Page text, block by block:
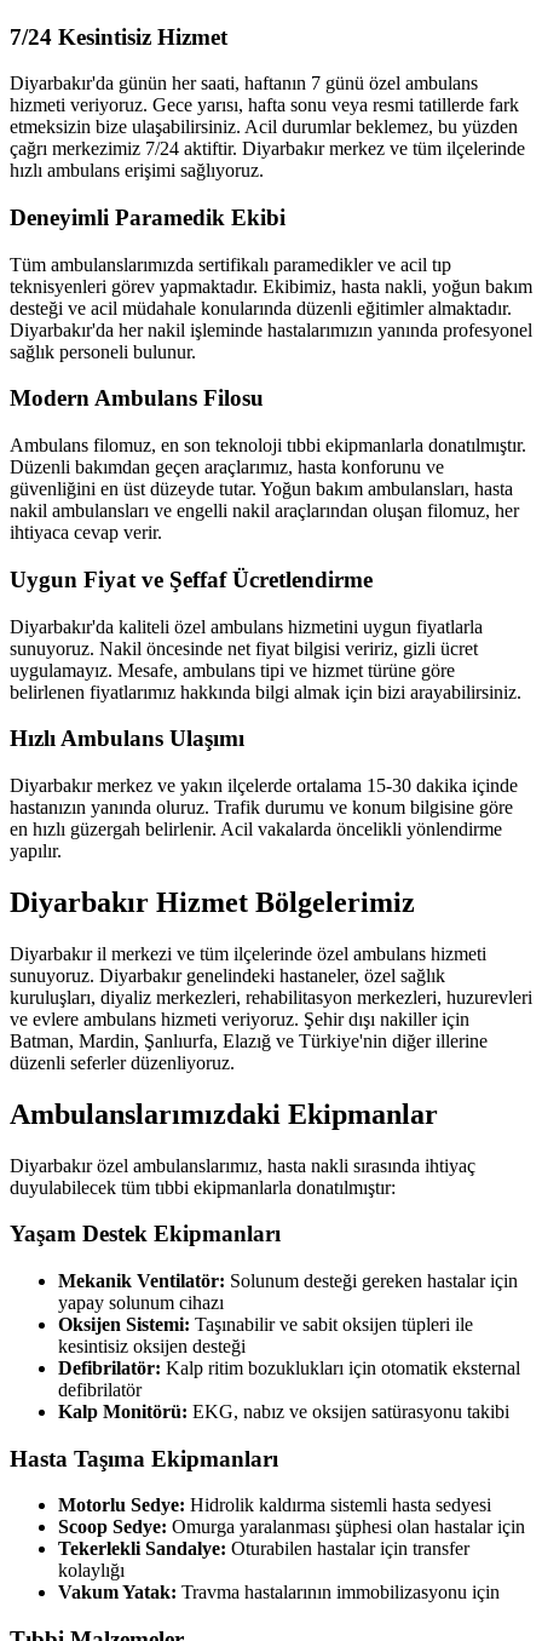
7/24 Kesintisiz Hizmet
Diyarbakır'da günün her saati, haftanın 7 günü özel ambulans
hizmeti veriyoruz. Gece yarısı, hafta sonu veya resmi tatillerde fark
etmeksizin bize ulaşabilirsiniz. Acil durumlar beklemez, bu yüzden
çağrı merkezimiz 7/24 aktiftir. Diyarbakır merkez ve tüm ilçelerinde
hızlı ambulans erişimi sağlıyoruz.
Deneyimli Paramedik Ekibi
Tüm ambulanslarımızda sertifikalı paramedikler ve acil tıp
teknisyenleri görev yapmaktadır. Ekibimiz, hasta nakli, yoğun bakım
desteği ve acil müdahale konularında düzenli eğitimler almaktadır.
Diyarbakır'da her nakil işleminde hastalarımızın yanında profesyonel
sağlık personeli bulunur.
Modern Ambulans Filosu
Ambulans filomuz, en son teknoloji tıbbi ekipmanlarla donatılmıştır.
Düzenli bakımdan geçen araçlarımız, hasta konforunu ve
güvenliğini en üst düzeyde tutar. Yoğun bakım ambulansları, hasta
nakil ambulansları ve engelli nakil araçlarından oluşan filomuz, her
ihtiyaca cevap verir.
Uygun Fiyat ve Şeffaf Ücretlendirme
Diyarbakır'da kaliteli özel ambulans hizmetini uygun fiyatlarla
sunuyoruz. Nakil öncesinde net fiyat bilgisi veririz, gizli ücret
uygulamayız. Mesafe, ambulans tipi ve hizmet türüne göre
belirlenen fiyatlarımız hakkında bilgi almak için bizi arayabilirsiniz.
Hızlı Ambulans Ulaşımı
Diyarbakır merkez ve yakın ilçelerde ortalama 15-30 dakika içinde
hastanızın yanında oluruz. Trafik durumu ve konum bilgisine göre
en hızlı güzergah belirlenir. Acil vakalarda öncelikli yönlendirme
yapılır.
Diyarbakır Hizmet Bölgelerimiz
Diyarbakır il merkezi ve tüm ilçelerinde özel ambulans hizmeti
sunuyoruz. Diyarbakır genelindeki hastaneler, özel sağlık
kuruluşları, diyaliz merkezleri, rehabilitasyon merkezleri, huzurevleri
ve evlere ambulans hizmeti veriyoruz. Şehir dışı nakiller için
Batman, Mardin, Şanlıurfa, Elazığ ve Türkiye'nin diğer illerine
düzenli seferler düzenliyoruz.
Ambulanslarımızdaki Ekipmanlar
Diyarbakır özel ambulanslarımız, hasta nakli sırasında ihtiyaç
duyulabilecek tüm tıbbi ekipmanlarla donatılmıştır:
Yaşam Destek Ekipmanları
Mekanik Ventilatör: Solunum desteği gereken hastalar için
yapay solunum cihazı
Oksijen Sistemi: Taşınabilir ve sabit oksijen tüpleri ile
kesintisiz oksijen desteği
Defibrilatör: Kalp ritim bozuklukları için otomatik eksternal
defibrilatör
Kalp Monitörü: EKG, nabız ve oksijen satürasyonu takibi
Hasta Taşıma Ekipmanları
Motorlu Sedye: Hidrolik kaldırma sistemli hasta sedyesi
Scoop Sedye: Omurga yaralanması şüphesi olan hastalar için
Tekerlekli Sandalye: Oturabilen hastalar için transfer
kolaylığı
Vakum Yatak: Travma hastalarının immobilizasyonu için